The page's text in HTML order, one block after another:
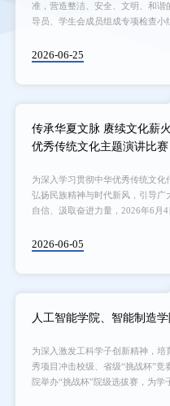
准，营造整洁、安全、文明、和
导员、学生会成员组成专项检查小
2026-06-25
传承华夏文脉 赓续文化薪
优秀传统文化主题演讲比赛
为深入学习贯彻中华优秀传统文化
弘扬民族精神与时代新风，引导
自信、汲取奋进力量，2026年6月4
2026-06-05
人工智能学院、智能制造
为深入激发工科学子创新精神，
秀项目冲击校级、省级“挑战杯”
院举办“挑战杯”院级选拔赛，为学